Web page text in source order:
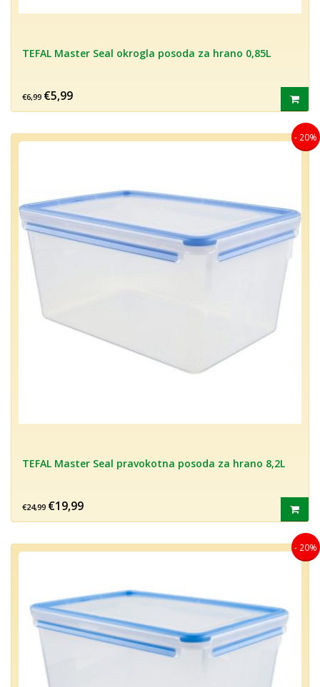
TEFAL Master Seal okrogla posoda za hrano 0,85L
€6,99 €5,99
- 20%
TEFAL Master Seal pravokotna posoda za hrano 8,2L
€24,99 €19,99
- 20%